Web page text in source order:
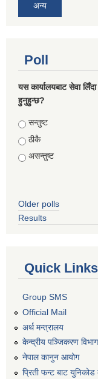
अन्य
Poll
यस कार्यालयबाट सेवा
हुनुहुन्छ?
Choices
सन्तुष्ट
ठीकै
असन्तुष्ट
Older polls
Results
Quick Links
Group SMS
Official Mail
अर्थ मन्त्रालय
केन्द्रीय पञ्जिकरण विभाग
नेपाल कानुन आयोग
प्रिती फन्ट बाट युनिकोड